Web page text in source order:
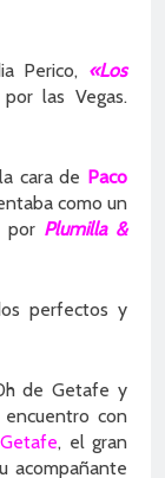
Perico, «Los
las Vegas.
cara de Paco
como un
por Plumilla &
perfectos y
de Getafe y
con
, el gran
acompañante